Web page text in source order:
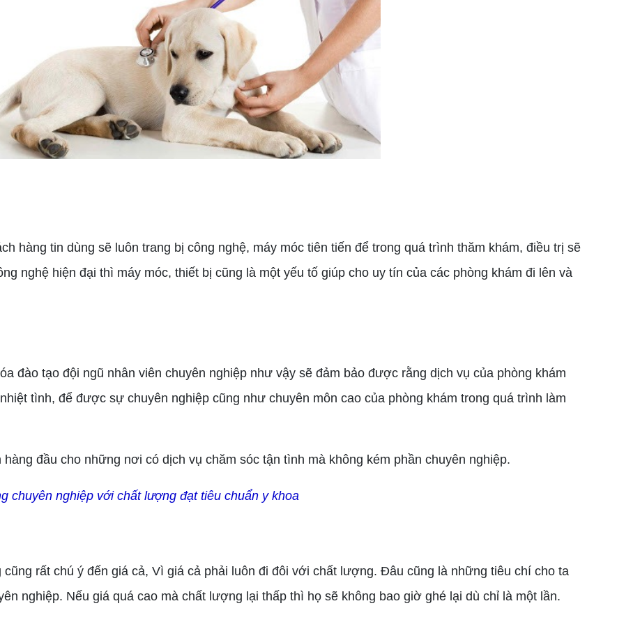
tin dùng sẽ luôn trang bị công nghệ, máy móc tiên tiến để trong quá trình thăm khám, điều trị sẽ
nghệ hiện đại thì máy móc, thiết bị cũng là một yếu tố giúp cho uy tín của các phòng khám đi lên và
đào tạo đội ngũ nhân viên chuyên nghiệp như vậy sẽ đảm bảo được rằng dịch vụ của phòng khám
tình, để được sự chuyên nghiệp cũng như chuyên môn cao của phòng khám trong quá trình làm
đầu cho những nơi có dịch vụ chăm sóc tận tình mà không kém phần chuyên nghiệp.
chuyên nghiệp với chất lượng đạt tiêu chuẩn y khoa
rất chú ý đến giá cả, Vì giá cả phải luôn đi đôi với chất lượng. Đâu cũng là những tiêu chí cho ta
nghiệp. Nếu giá quá cao mà chất lượng lại thấp thì họ sẽ không bao giờ ghé lại dù chỉ là một lần.